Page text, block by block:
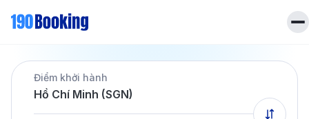
Trang chủ
Vé máy bay
Điểm khởi hành
Hồ Chí Minh (SGN)